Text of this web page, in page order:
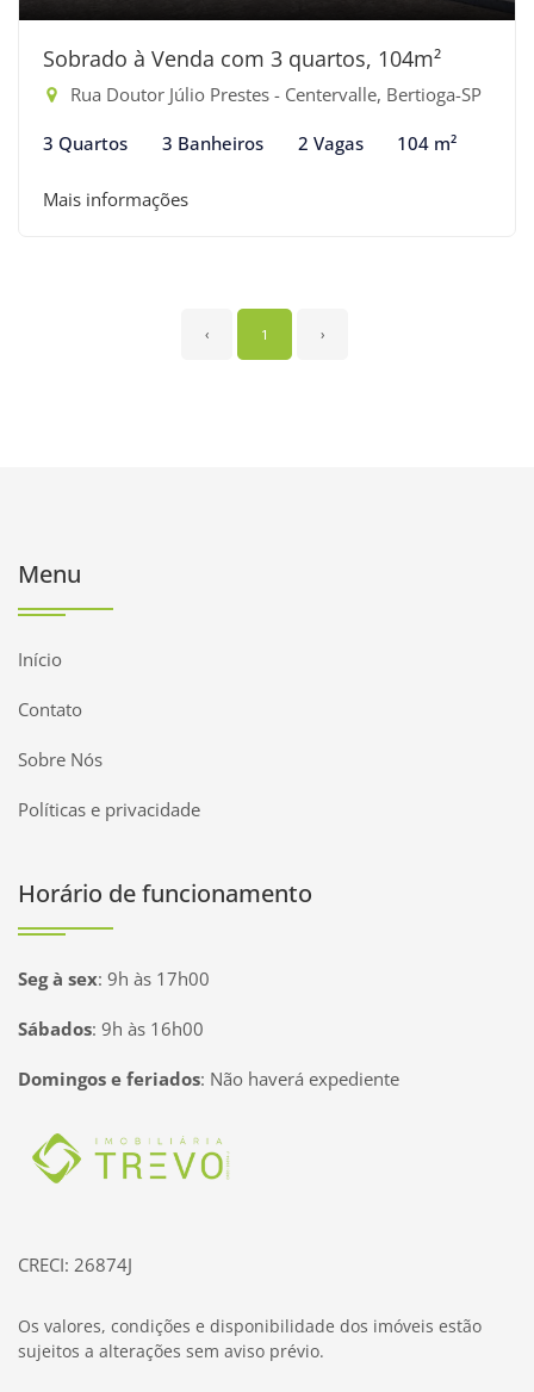
Sobrado à Venda com 3 quartos, 104m²
Rua Doutor Júlio Prestes - Centervalle, Bertioga-SP
3 Quartos 3 Banheiros 2 Vagas 104 m²
Mais informações
‹ 1 ›
Menu
Início
Contato
Sobre Nós
Políticas e privacidade
Horário de funcionamento
Seg à sex: 9h às 17h00
Sábados: 9h às 16h00
Domingos e feriados: Não haverá expediente
Página inicial
CRECI: 26874J
Os valores, condições e disponibilidade dos imóveis estão
sujeitos a alterações sem aviso prévio.